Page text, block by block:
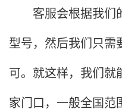
客服会根据我们
型号，然后我们只需
可。就这样，我们就
家门口，一般全国范